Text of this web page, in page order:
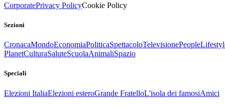
CorporatePrivacy PolicyCookie Policy
Sezioni
CronacaMondoEconomiaPoliticaSpettacoloTelevisionePeople
PlanetCulturaSaluteScuolaAnimaliSpazio
Speciali
Elezioni ItaliaElezioni esteroGrande FratelloL'isola dei famosiAmici